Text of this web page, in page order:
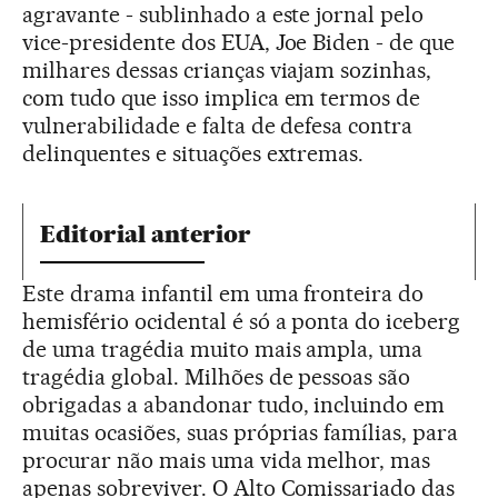
agravante - sublinhado a este jornal pelo
vice-presidente dos EUA, Joe Biden - de que
milhares dessas crianças viajam sozinhas,
com tudo que isso implica em termos de
vulnerabilidade e falta de defesa contra
delinquentes e situações extremas.
Editorial anterior
Este drama infantil em uma fronteira do
hemisfério ocidental é só a ponta do iceberg
de uma tragédia muito mais ampla, uma
tragédia global. Milhões de pessoas são
obrigadas a abandonar tudo, incluindo em
muitas ocasiões, suas próprias famílias, para
procurar não mais uma vida melhor, mas
apenas sobreviver. O Alto Comissariado das